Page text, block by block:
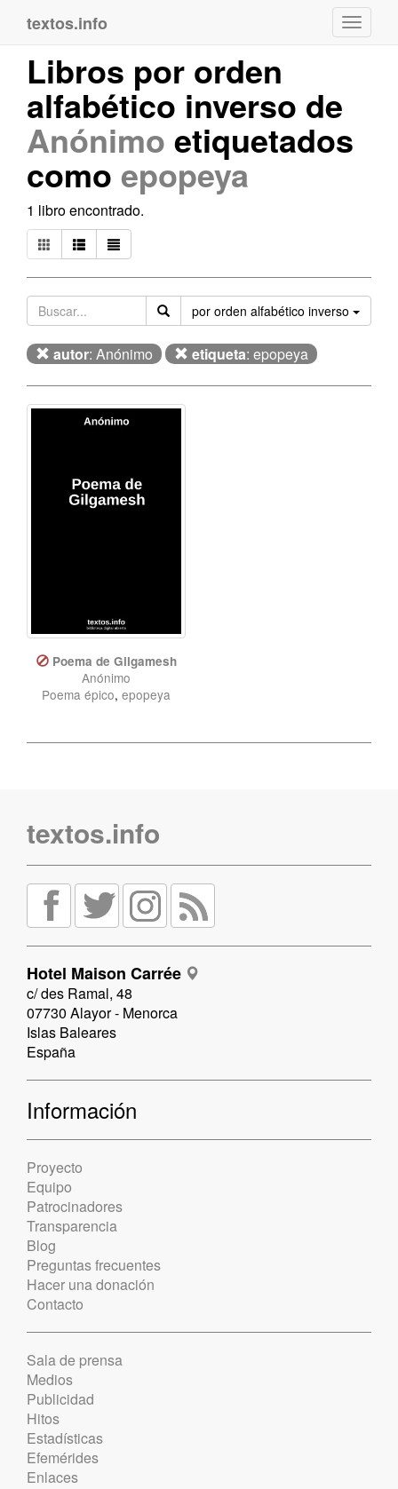
textos.info
Libros por orden
alfabético inverso de
Anónimo etiquetados
como epopeya
1 libro encontrado.
por orden alfabético inverso
autor: Anónimo etiqueta: epopeya
Poema de Gilgamesh
Anónimo
Poema épico, epopeya
textos.info
Hotel Maison Carrée
c/ des Ramal, 48
07730 Alayor - Menorca
Islas Baleares
España
Información
Proyecto
Equipo
Patrocinadores
Transparencia
Blog
Preguntas frecuentes
Hacer una donación
Contacto
Sala de prensa
Medios
Publicidad
Hitos
Estadísticas
Efemérides
Enlaces